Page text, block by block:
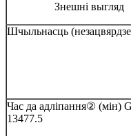
Знешні выгляд
Шчыльнасць
Час да адліпання② (мін)
13477.5